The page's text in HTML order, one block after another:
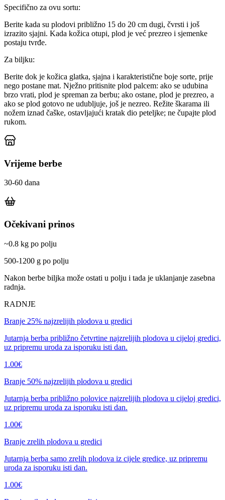
Specifično za ovu sortu:
Berite kada su plodovi približno 15 do 20 cm dugi, čvrsti i još
izrazito sjajni. Kada kožica otupi, plod je već prezreo i sjemenke
postaju tvrđe.
Za biljku:
Berite dok je kožica glatka, sjajna i karakteristične boje sorte, prije
nego postane mat. Nježno pritisnite plod palcem: ako se udubina
brzo vrati, plod je spreman za berbu; ako ostane, plod je prezreo, a
ako se plod gotovo ne udubljuje, još je nezreo. Režite škarama ili
nožem iznad čaške, ostavljajući kratak dio peteljke; ne čupajte plod
rukom.
Vrijeme berbe
30-60 dana
Očekivani prinos
~0.8 kg po polju
500-1200 g po polju
Nakon berbe biljka može ostati u polju i tada je uklanjanje zasebna
radnja.
RADNJE
Branje 25% najzrelijih plodova u gredici
Jutarnja berba približno četvrtine najzrelijih plodova u cijeloj gredici,
uz pripremu uroda za isporuku isti dan.
1.00€
Branje 50% najzrelijih plodova u gredici
Jutarnja berba približno polovice najzrelijih plodova u cijeloj gredici,
uz pripremu uroda za isporuku isti dan.
1.00€
Branje zrelih plodova u gredici
Jutarnja berba samo zrelih plodova iz cijele gredice, uz pripremu
uroda za isporuku isti dan.
1.00€